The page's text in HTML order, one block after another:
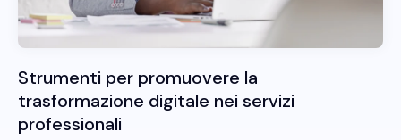
Strumenti per promuovere la
trasformazione digitale nei servizi
professionali